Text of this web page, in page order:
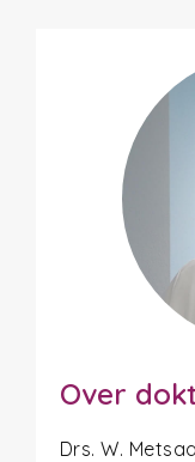
Over
Drs. W.